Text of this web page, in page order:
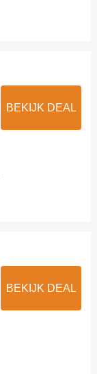
BEKIJK DEAL
BEKIJK DEAL